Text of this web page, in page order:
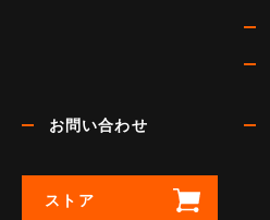
お問い合わせ
ストア